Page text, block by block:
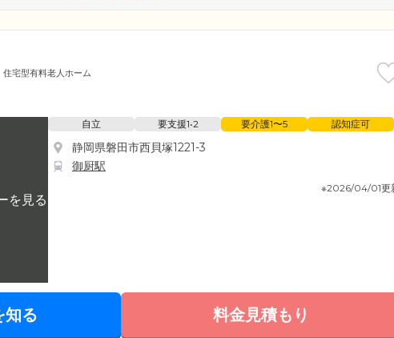
住宅型有料老人ホーム
自立 要支援1•2 要介護1〜5 認知症可
静岡県磐田市西貝塚1221-3
御厨駅
※2026/04/01更
知る 料金見積もり